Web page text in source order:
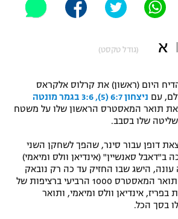
– פודקאסט
בפרסים
אלקטרה
1 – "מרלן"
א (גודל טקסט)
היום (ראשון) את קרלוס אלקראס
עם
ניצחון 6:7 (5), 3:6 בגמר מונטה
את תואר המאסטרס הראשון שלו על משטח
שלו בסבב.
דופן עבור סינר, שהפך לשחקן השני
ב"דאבל סאנשיין" (אינדיאן וולס ומיאמי)
עונה, הישג שבו החזיק עד כה רק נובאק
דג'וקוביץ' (2015). זהו תואר המאסטרס 1000 הרביעי ברציפות של
בפריז, אינדיאן וולס ומיאמי, ותואר
בסך הכל.